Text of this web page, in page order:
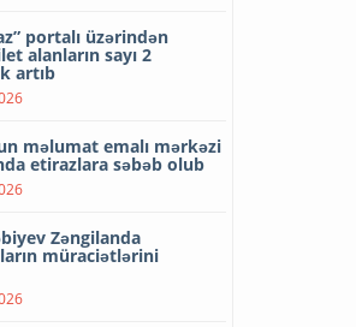
portalı üzərindən
alanların sayı 2
artıb
məlumat emalı mərkəzi
etirazlara səbəb olub
Zəngilanda
müraciətlərini